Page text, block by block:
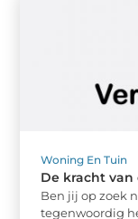
Woning En Tuin
De kracht
Ben jij op zoek
tegenwoordig